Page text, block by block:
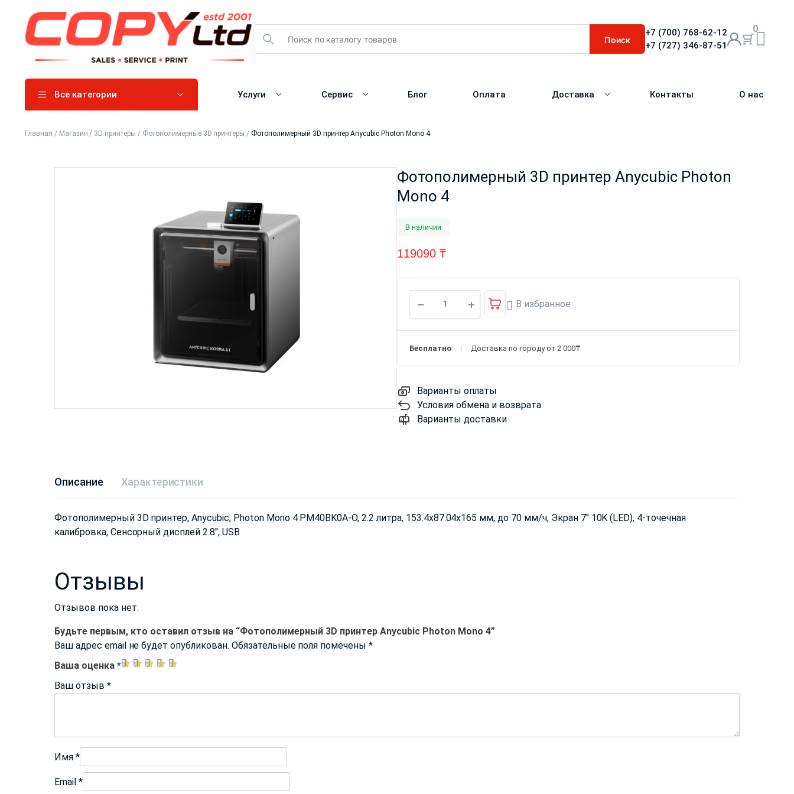
Поиск
+7 (700) 768-62-12
+7 (727) 346-87-51
0
Все категории Услуги Сервис Блог Оплата Доставка Контакты О нас
Главная / Магазин / 3D принтеры / Фотополимерные 3D принтеры / Фотополимерный 3D принтер Anycubic Photon Mono 4
Фотополимерный 3D принтер Anycubic Photon
Mono 4
В наличии
119090 ₸
В избранное
Бесплатно Доставка по городу от 2 000₸
Варианты оплаты
Условия обмена и возврата
Варианты доставки
Описание Характеристики
Фотополимерный 3D принтер, Anycubic, Photon Mono 4 PM40BK0A-O, 2.2 литра, 153.4х87.04х165 мм, до 70 мм/ч, Экран 7" 10K (LED), 4-точечная
калибровка, Сенсорный дисплей 2.8", USB
Отзывы
Отзывов пока нет.
Будьте первым, кто оставил отзыв на “Фотополимерный 3D принтер Anycubic Photon Mono 4”
Ваш адрес email не будет опубликован. Обязательные поля помечены*
Ваша оценка *
Ваш отзыв *
Имя *
Email *